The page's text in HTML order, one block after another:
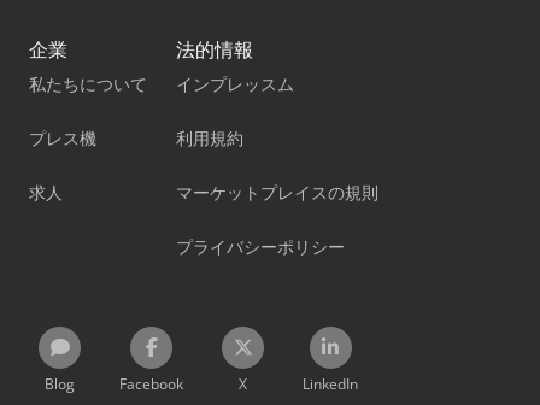
企業
私たちについて
プレス機
求人
法的情報
インプレッスム
利用規約
マーケットプレイスの規則
プライバシーポリシー
Blog Facebook X LinkedIn